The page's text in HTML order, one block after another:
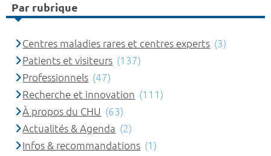
Par rubrique
Centres maladies rares et centres experts (3)
Patients et visiteurs (137)
Professionnels (47)
Recherche et innovation (111)
À propos du CHU (63)
Actualités & Agenda (2)
Infos & recommandations (1)